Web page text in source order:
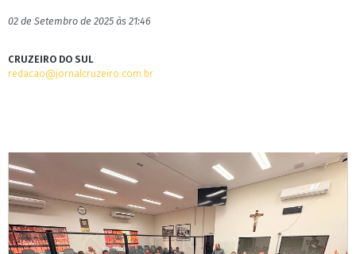
02 de Setembro de 2025 às 21:46
CRUZEIRO DO SUL
redacao@jornalcruzeiro.com.br